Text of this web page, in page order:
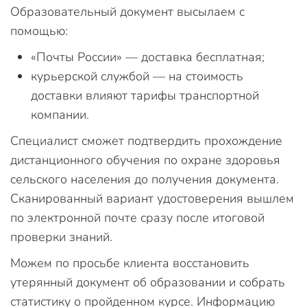
Образовательный документ высылаем с
помощью:
«Почты России» — доставка бесплатная;
курьерской службой — на стоимость
доставки влияют тарифы транспортной
компании.
Специалист сможет подтвердить прохождение
дистанционного обучения по охране здоровья
сельского населения до получения документа.
Сканированный вариант удостоверения вышлем
по электронной почте сразу после итоговой
проверки знаний.
Можем по просьбе клиента восстановить
утерянный документ об образовании и собрать
статистику о пройденном курсе. Информацию